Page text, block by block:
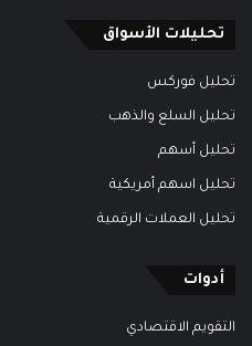
تحليلات الأسواق
تحليل فوركس
تحليل السلع والذهب
تحليل أسهم
تحليل اسهم أمريكية
تحليل العملات الرقمية
أدوات
التقويم الاقتصادي